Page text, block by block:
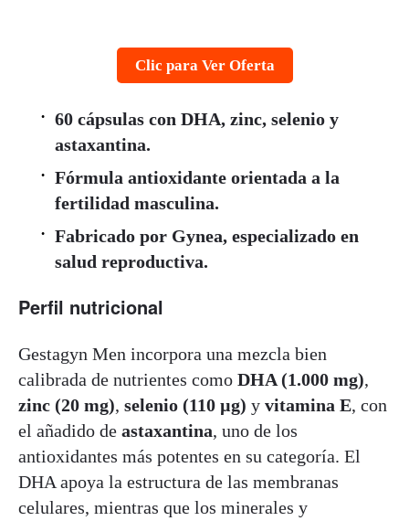
Clic para Ver Oferta
60 cápsulas con DHA, zinc, selenio y
astaxantina.
Fórmula antioxidante orientada a la
fertilidad masculina.
Fabricado por Gynea, especializado en
salud reproductiva.
Perfil nutricional
Gestagyn Men incorpora una mezcla bien
calibrada de nutrientes como DHA (1.000 mg),
zinc (20 mg), selenio (110 µg) y vitamina E, con
el añadido de astaxantina, uno de los
antioxidantes más potentes en su categoría. El
DHA apoya la estructura de las membranas
celulares, mientras que los minerales y